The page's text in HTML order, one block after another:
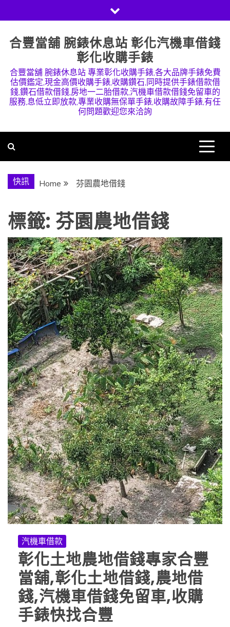
to
content
合豐當舖 腕錶休息站 彰化汽機車借錢
彰化收購手錶
合豐當舖 腕錶休息站 專業彰化收購手錶,各大品牌手錶免費
估價鑑定,現金高價收購手錶,收購鑽石,同時提供手錶借款借
錢,鑽石借款借錢,房地一二胎借款,汽機車借款借錢免留車的
服務,息低立即放款,專業收購無保單手錶,收購故障手錶,有任
何問題歡迎您來洽詢
快訊 Home 芬園農地借錢
標籤: 芬園農地借錢
汽機車借款
彰化土地農地借錢專家合豐
當舖,彰化土地借錢,農地借
錢,汽機車借錢免留車,收購
手錶快找合豐